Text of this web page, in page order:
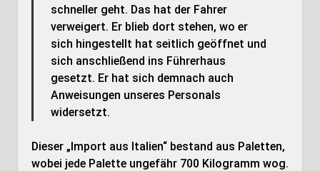
schneller geht. Das hat der Fahrer
verweigert. Er blieb dort stehen, wo er
sich hingestellt hat seitlich geöffnet und
sich anschließend ins Führerhaus
gesetzt. Er hat sich demnach auch
Anweisungen unseres Personals
widersetzt.
Dieser „Import aus Italien“ bestand aus Paletten,
wobei jede Palette ungefähr 700 Kilogramm wog.